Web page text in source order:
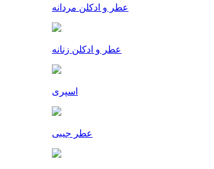
عطر و ادکلن مردانه
عطر و ادکلن زنانه
اسپری
عطر جیبی